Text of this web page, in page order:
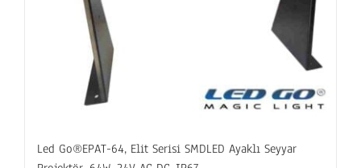
Led Go®EPAT-64, Elit Serisi SMDLED Ayaklı Seyyar